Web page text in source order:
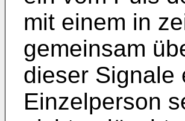
mit einem in
gemeinsam
dieser Signale
Einzelperson